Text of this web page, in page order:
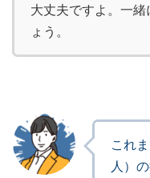
大丈夫ですよ。一
ょう。
これ
人）